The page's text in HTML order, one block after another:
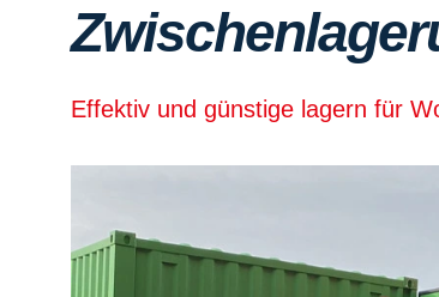
Effektiv und günstige lagern für